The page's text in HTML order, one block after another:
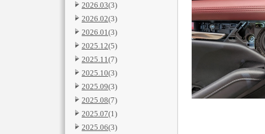
2026.03(3)
2026.02(3)
2026.01(3)
2025.12(5)
2025.11(7)
2025.10(3)
2025.09(3)
2025.08(7)
2025.07(1)
2025.06(3)